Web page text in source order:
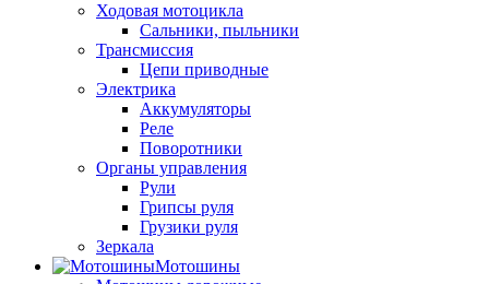
Ходовая мотоцикла
Сальники, пыльники
Трансмиссия
Цепи приводные
Электрика
Аккумуляторы
Реле
Поворотники
Органы управления
Рули
Грипсы руля
Грузики руля
Зеркала
Мотошины